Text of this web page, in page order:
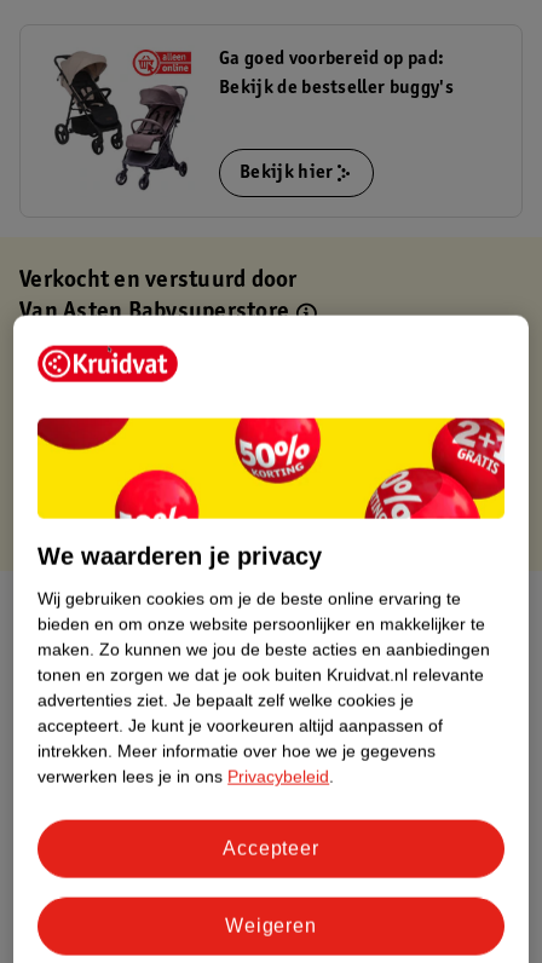
Ga goed voorbereid op pad:
Bekijk de bestseller buggy's
Bekijk hier
Verkocht en verstuurd door
Van Asten Babysuperstore
Binnen 1 werkdag verstuurd
Gratis retourneren via verkooppartner.
Gratis punten met je Kruidvat kaart
Over dit product
Productinformatie
Etiketinformatie
Dit product heeft (nog) geen Nature
Meer informatie
We waarderen je privacy
Wij gebruiken cookies om je de beste online ervaring te
bieden en om onze website persoonlijker en makkelijker te
maken. Zo kunnen we jou de beste acties en aanbiedingen
tonen en zorgen we dat je ook buiten Kruidvat.nl relevante
advertenties ziet. Je bepaalt zelf welke cookies je
accepteert. Je kunt je voorkeuren altijd aanpassen of
intrekken. Meer informatie over hoe we je gegevens
verwerken lees je in ons Privacybeleid.
Weigeren
Accepteer